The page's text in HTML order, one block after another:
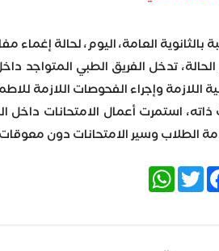
بالثانوية العامة، اليوم، لحالة إغماء
تدخل الفريق الطبي المتواجد
اللازمة وإجراء الفحوصات اللازمة
استمرت أعمال الامتحانات داخل
الطلاب وسير الامتحانات دون
Twitter
WhatsApp